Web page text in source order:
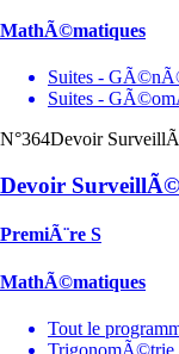
MathÃ©matiques
Suites -
Suites -
N°364Devoir
Devoir
PremiÃ¨re S
MathÃ©matiques
Tout le